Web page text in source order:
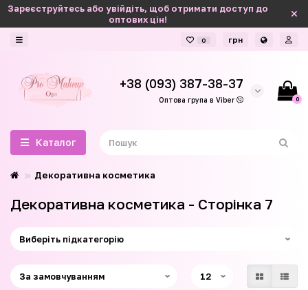
Зареєструйтесь або увійдіть, щоб отримати доступ до
оптових цін!
0 грн
+38 (093) 387-38-37
Оптова група в Viber 0
Каталог
Декоративна косметика
Декоративна косметика - Сторінка 7